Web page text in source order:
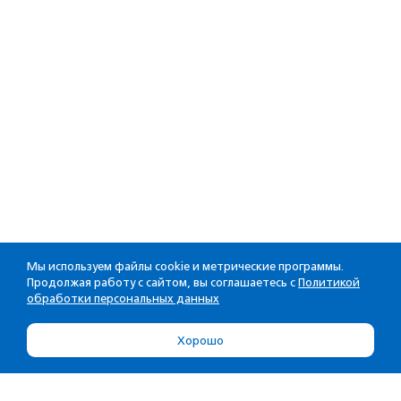
Мы используем файлы cookie и метрические программы.
Продолжая работу с сайтом, вы соглашаетесь с Политикой
обработки персональных данных
Хорошо